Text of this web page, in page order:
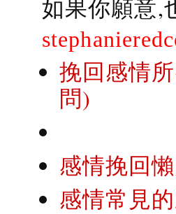
如果你願意,
挽回感情
問)
感情挽回
感情常見